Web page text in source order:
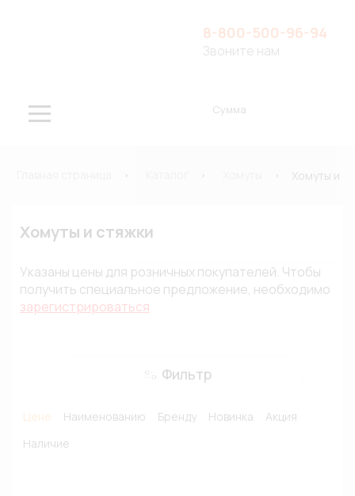
8-800-500-96-94
Звоните нам
Сумма
Хомуты и
Хомуты и стяжки
Указаны цены для розничных покупателей. Чтобы
получить специальное предложение, необходимо
зарегистрироваться
Фильтр
Цене Наименованию Бренду Новинка
Акция
Наличие